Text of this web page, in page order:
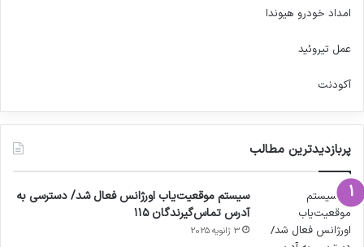
امداد خودرو هیوندا
عمل تیروئید
آکودنت
پربازدیدترین مطالب
سیستم موقعیت‌یاب اورژانس فعال شد/ دسترسی به
آدرس تماس‌گیرندگان ۱۱۵
3 ژانویه 2025